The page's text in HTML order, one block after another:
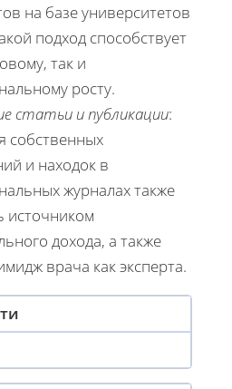
на базе университетов
подход способствует
так и
росту.
статьи и публикации:
собственных
и находок в
журналах также
источником
дохода, а также
врача как эксперта.